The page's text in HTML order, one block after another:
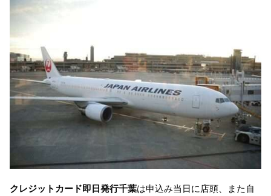
クレジットカード即日発行千葉は申込み当日に店頭、また自